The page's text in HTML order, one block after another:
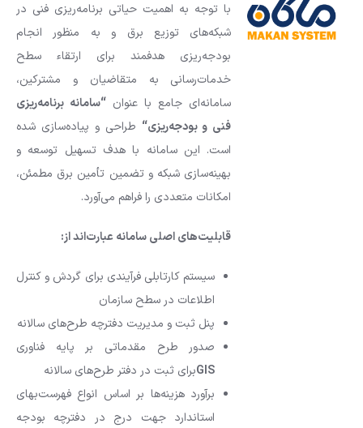
با توجه به اهمیت حیاتی برنامه‌ریزی فنی در
شبکه‌های توزیع برق و به منظور انجام
بودجه‌ریزی هدفمند برای ارتقاء سطح
خدمات‌رسانی به متقاضیان و مشترکین،
سامانه‌ای جامع با عنوان “سامانه برنامه‌ریزی
فنی و بودجه‌ریزی“ طراحی و پیاده‌سازی شده
است. این سامانه با هدف تسهیل توسعه و
بهینه‌سازی شبکه و تضمین تأمین برق مطمئن،
امکانات متعددی را فراهم می‌آورد.
قابلیت‌های اصلی سامانه عبارت‌اند از:
سیستم کارتابلی فرآیندی برای گردش و کنترل
اطلاعات در سطح سازمان
پنل ثبت و مدیریت دفترچه طرح‌های سالانه
صدور طرح مقدماتی بر پایه فناوری
GISبرای ثبت در دفتر طرح‌های سالانه
برآورد هزینه‌ها بر اساس انواع فهرست‌بهای
استاندارد جهت درج در دفترچه بودجه